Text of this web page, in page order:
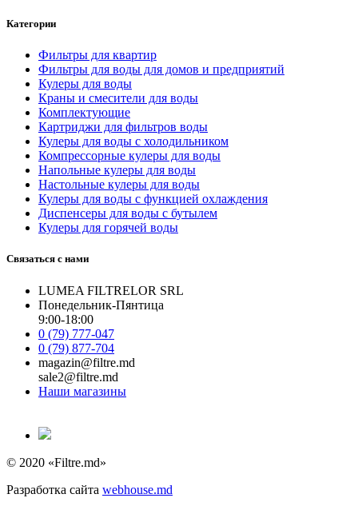
Категории
Фильтры для квартир
Фильтры для воды для домов и предприятий
Кулеры для воды
Краны и смесители для воды
Комплектующие
Картриджи для фильтров воды
Кулеры для воды с холодильником
Компрессорные кулеры для воды
Напольные кулеры для воды
Настольные кулеры для воды
Кулеры для воды с функцией охлаждения
Диспенсеры для воды с бутылем
Кулеры для горячей воды
Связаться с нами
LUMEA FILTRELOR SRL
Понедельник-Пянтица
9:00-18:00
0 (79) 777-047
0 (79) 877-704
magazin@filtre.md
sale2@filtre.md
Наши магазины
© 2020 «Filtre.md»
Разработка сайта webhouse.md